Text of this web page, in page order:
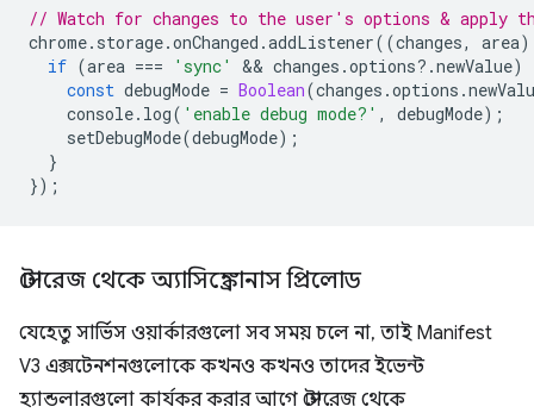
// Watch for changes to the user's options & apply
chrome. storage.onChanged .addListener((changes, area)
if (area === 'sync' && changes .options? .newValue)
const debugMode = Boolean(changes .options .
console. log( 'enable debug mode?' , debugMode);
setDebugMode(debugMode);
}
});
স্টোরেজ থেকে অ্যাসিঙ্ক্রোনাস প্রিলোড
যেহেতু সার্ভিস ওয়ার্কারগুলো সব সময় চলে না, তাই Manifest
V3 এক্সটেনশনগুলোকে কখনও কখনও তাদের ইভেন্ট
হ্যান্ডলারগুলো কার্যকর করার আগে স্টোরেজ থেকে